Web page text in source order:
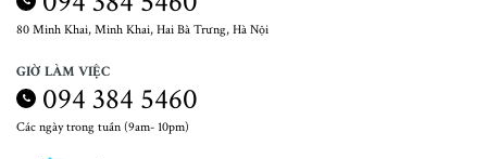
80 Minh Khai, Minh Khai, Hai Bà Trưng, Hà Nội
GIỜ LÀM VIỆC
094 384 5460
Các ngày trong tuần (9am- 10pm)